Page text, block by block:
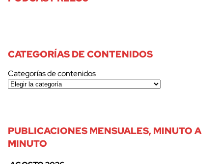
CATEGORÍAS DE CONTENIDOS
Categorías de contenidos
PUBLICACIONES MENSUALES, MINUTO A
MINUTO